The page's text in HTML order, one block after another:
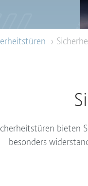
›
bieten
besonders